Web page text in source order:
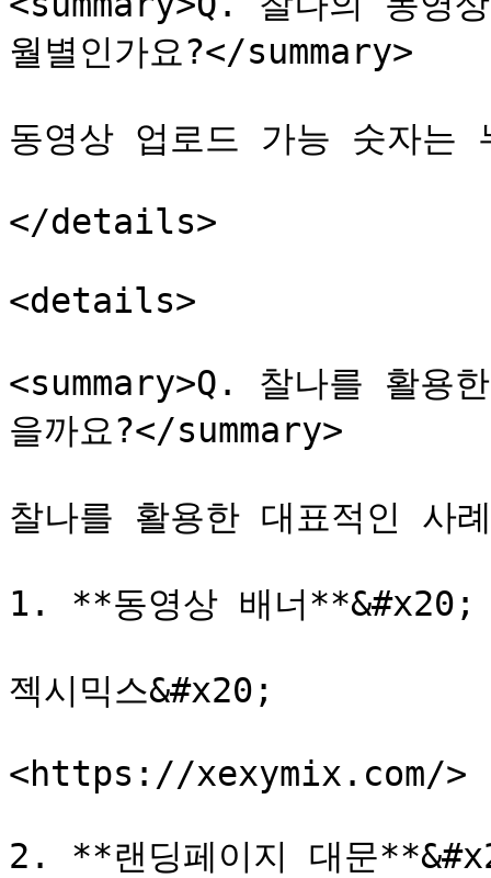
월별인가요?</summary>
동영상 업로드 가능 숫자는
</details>
<details>
<summary>Q. 찰나를 활용
을까요?</summary>
찰나를 활용한 대표적인 사
1. **동영상 배너**&#x20;
젝시믹스&#x20;
<https://xexymix.com/>
2. **랜딩페이지 대문